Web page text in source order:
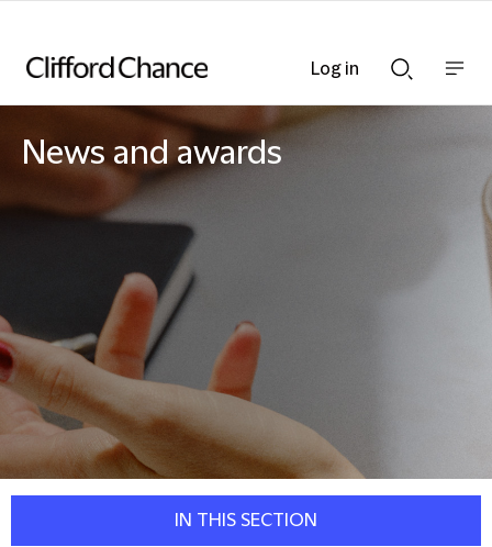
Searchnav
News and awards
IN THIS SECTION
Log in